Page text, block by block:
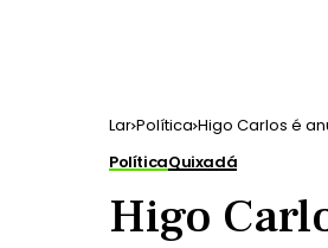
Lar Política Higo Carlos é
PolíticaQuixadá
Higo